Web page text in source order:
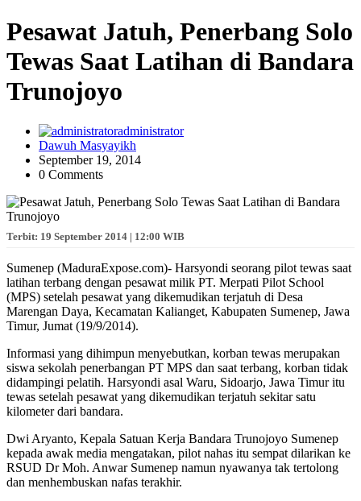
Pesawat Jatuh, Penerbang Solo
Tewas Saat Latihan di Bandara
Trunojoyo
administrator
Dawuh Masyayikh
September 19, 2014
0 Comments
Terbit: 19 September 2014 | 12:00 WIB
Sumenep (MaduraExpose.com)- Harsyondi seorang pilot tewas saat
latihan terbang dengan pesawat milik PT. Merpati Pilot School
(MPS) setelah pesawat yang dikemudikan terjatuh di Desa
Marengan Daya, Kecamatan Kalianget, Kabupaten Sumenep, Jawa
Timur, Jumat (19/9/2014).
Informasi yang dihimpun menyebutkan, korban tewas merupakan
siswa sekolah penerbangan PT MPS dan saat terbang, korban tidak
didampingi pelatih. Harsyondi asal Waru, Sidoarjo, Jawa Timur itu
tewas setelah pesawat yang dikemudikan terjatuh sekitar satu
kilometer dari bandara.
Dwi Aryanto, Kepala Satuan Kerja Bandara Trunojoyo Sumenep
kepada awak media mengatakan, pilot nahas itu sempat dilarikan ke
RSUD Dr Moh. Anwar Sumenep namun nyawanya tak tertolong
dan menhembuskan nafas terakhir.